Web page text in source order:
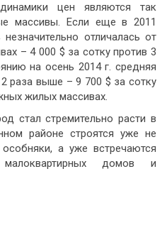
цен являются так
массивы. Если еще в 2011
отличалась от
– 4 000 $ за сотку против 3
на осень 2014 г. средняя
раза выше – 9 700 $ за сотку
жилых массивах.
стал стремительно расти в
районе строятся уже не
а уже встречаются
малоквартирных домов и